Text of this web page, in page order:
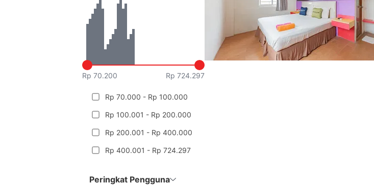
Rp 70.200 Rp 724.297
Rp 70.000 - Rp 100.000
Rp 100.001 - Rp 200.000
Rp 200.001 - Rp 400.000
Rp 400.001 - Rp 724.297
Peringkat Pengguna